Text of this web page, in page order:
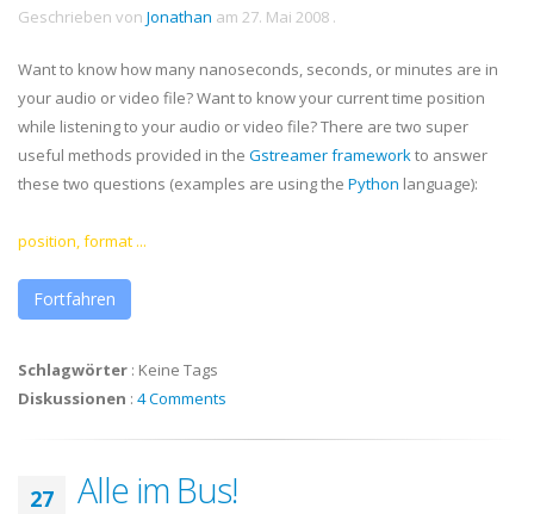
Geschrieben von Jonathan am 27. Mai 2008 .
Want to know how many nanoseconds, seconds, or minutes are in
your audio or video file? Want to know your current time position
while listening to your audio or video file? There are two super
useful methods provided in the Gstreamerframeworkto answer
these two questions (examples are using the Python language):
position, format ...
Fortfahren
Schlagwörter : Keine Tags
Diskussionen : 4 Comments
27 Alle im Bus!